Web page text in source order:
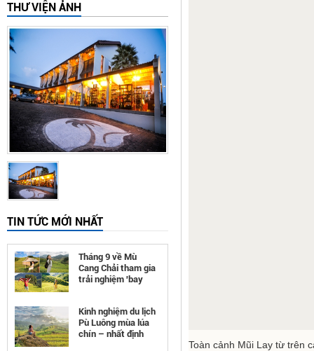
THƯ VIỆN ẢNH
TIN TỨC MỚI NHẤT
Tháng 9 về Mù
Cang Chải tham gia
trải nghiệm 'bay
Kinh nghiệm du lịch
Pù Luông mùa lúa
chín – nhất định
Toàn cảnh Mũi Lay từ trên